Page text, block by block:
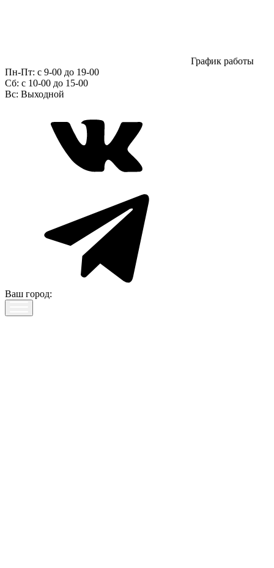
График работы
Пн-Пт: с 9-00 до 19-00
Сб: c 10-00 до 15-00
Вс: Выходной
Ваш город: